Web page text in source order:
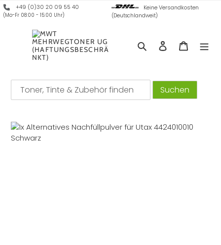
Direkt
zum
+49 (0)30 20 09 55 40
(Mo-Fr 08:00 - 15:00 Uhr)
Keine Versandkosten
(Deutschlandweit)
Suchen Einloggen